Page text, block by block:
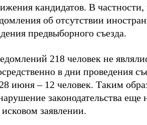
кандидатов. В частности,
об отсутствии
предвыборного съезда.
218 человек не
в дни проведения
июня – 12 человек. Таким
законодательства еще
заявлении.